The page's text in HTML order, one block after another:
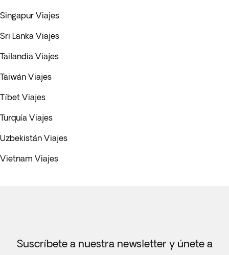
Singapur Viajes
Sri Lanka Viajes
Tailandia Viajes
Taiwán Viajes
Tíbet Viajes
Turquía Viajes
Uzbekistán Viajes
Vietnam Viajes
Suscríbete a nuestra newsletter y únete a